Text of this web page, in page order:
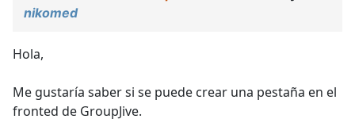
nikomed
Hola,
Me gustaría saber si se puede crear una pestaña en el
fronted de GroupJive.